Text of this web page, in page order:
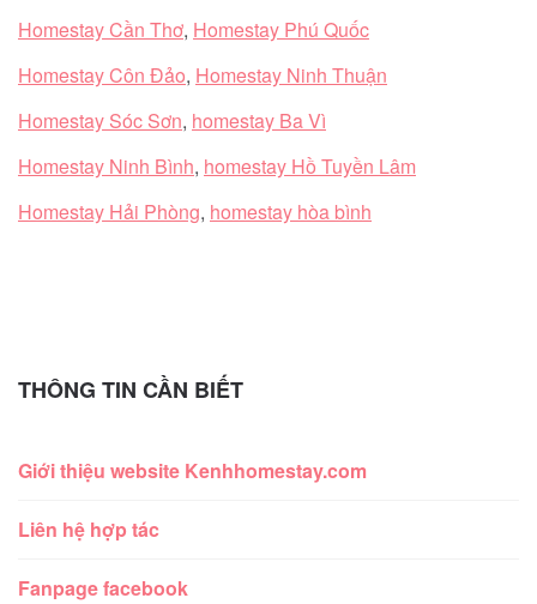
Homestay Cần Thơ, Homestay Phú Quốc
Homestay Côn Đảo, Homestay Ninh Thuận
Homestay Sóc Sơn, homestay Ba Vì
Homestay Ninh Bình, homestay Hồ Tuyền Lâm
Homestay Hải Phòng, homestay hòa bình
THÔNG TIN CẦN BIẾT
Giới thiệu website Kenhhomestay.com
Liên hệ hợp tác
Fanpage facebook